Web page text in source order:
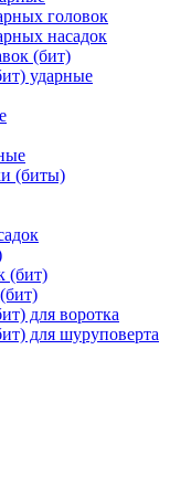
головок
насадок
(бит)
ударные
(биты)
(бит)
для воротка
для шуруповерта